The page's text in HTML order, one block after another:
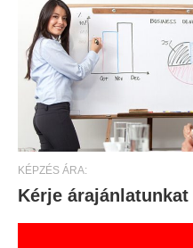
KÉPZÉS ÁRA:
Kérje árajánlatunkat